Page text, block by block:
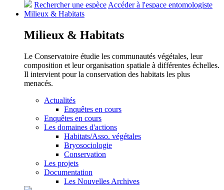
Rechercher une espèce Accéder à l'espace entomologiste
Milieux & Habitats
Milieux & Habitats
Le Conservatoire étudie les communautés végétales, leur
composition et leur organisation spatiale à différentes échelles.
Il intervient pour la conservation des habitats les plus
menacés.
Actualités
Enquêtes en cours
Enquêtes en cours
Les domaines d'actions
Habitats/Asso. végétales
Bryosociologie
Conservation
Les projets
Documentation
Les Nouvelles Archives